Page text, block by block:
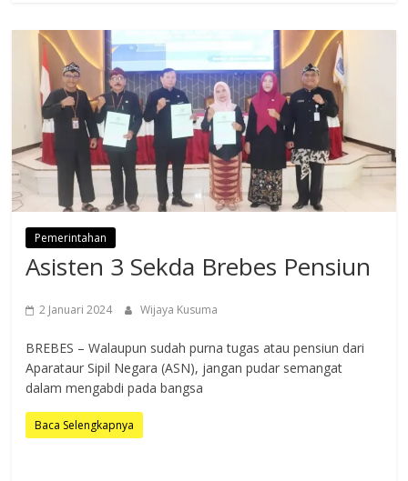
Pemerintahan
Asisten 3 Sekda Brebes Pensiun
2 Januari 2024 Wijaya Kusuma
BREBES – Walaupun sudah purna tugas atau pensiun dari
Aparataur Sipil Negara (ASN), jangan pudar semangat
dalam mengabdi pada bangsa
Baca Selengkapnya